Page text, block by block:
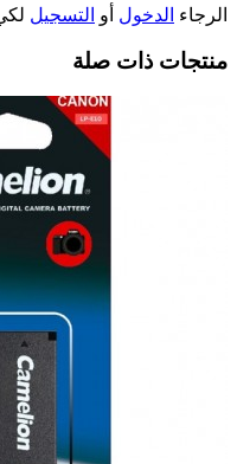
الرجاء الدخول أو التسجيل
منتجات ذات صلة